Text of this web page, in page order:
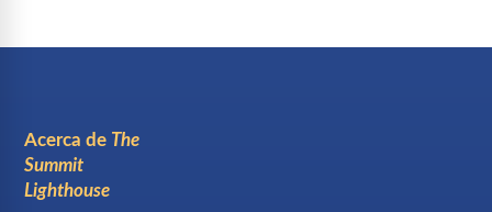
Acerca de The
Summit
Lighthouse